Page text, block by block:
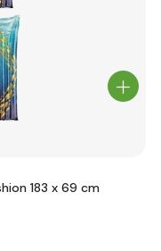
183 x 69 cm